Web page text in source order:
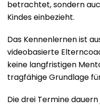
betrachtet, sondern
Kindes einbezieht.
Das Kennenlernen ist
videobasierte
keine langfristigen
tragfähige Grundlage
Die drei Termine